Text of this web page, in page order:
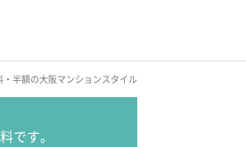
半額の大阪マンションスタイル
です。